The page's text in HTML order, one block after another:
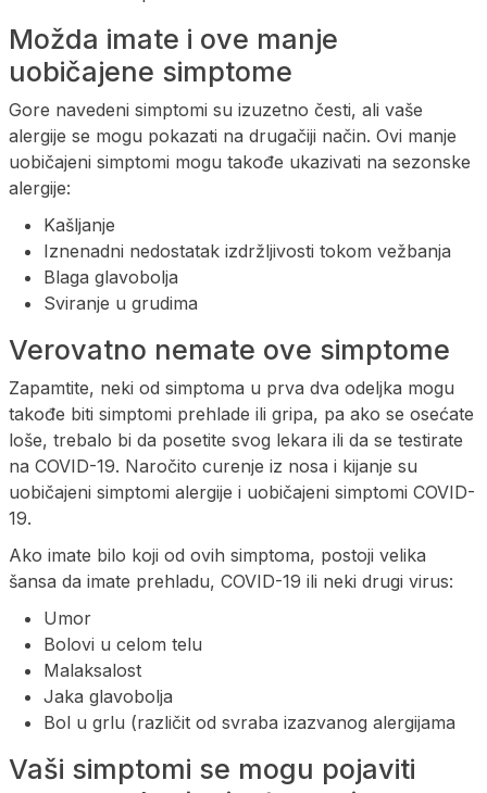
Možda imate i ove manje
uobičajene simptome
Gore navedeni simptomi su izuzetno česti, ali vaše
alergije se mogu pokazati na drugačiji način. Ovi manje
uobičajeni simptomi mogu takođe ukazivati na sezonske
alergije:
Kašljanje
Iznenadni nedostatak izdržljivosti tokom vežbanja
Blaga glavobolja
Sviranje u grudima
Verovatno nemate ove simptome
Zapamtite, neki od simptoma u prva dva odeljka mogu
takođe biti simptomi prehlade ili gripa, pa ako se osećate
loše, trebalo bi da posetite svog lekara ili da se testirate
na COVID-19. Naročito curenje iz nosa i kijanje su
uobičajeni simptomi alergije i uobičajeni simptomi COVID-
19.
Ako imate bilo koji od ovih simptoma, postoji velika
šansa da imate prehladu, COVID-19 ili neki drugi virus:
Umor
Bolovi u celom telu
Malaksalost
Jaka glavobolja
Bol u grlu (različit od svraba izazvanog alergijama
Vaši simptomi se mogu pojaviti